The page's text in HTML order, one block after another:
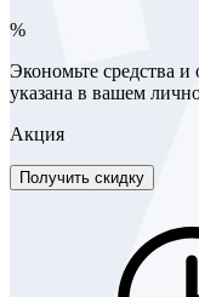
%
Экономьте средства и
указана в вашем
Акция
Получить скидку